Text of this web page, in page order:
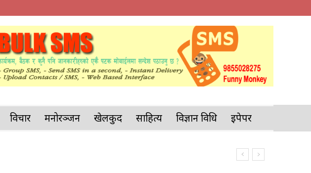
विचार मनोरञ्जन खेलकुद साहित्य विज्ञान प्रविधि इपेपर